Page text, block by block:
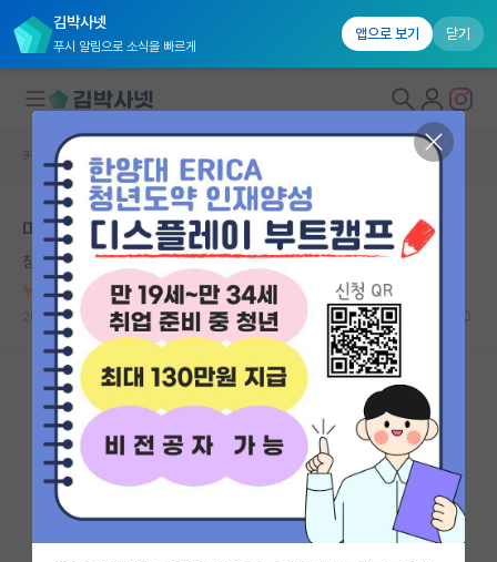
김박사넷
푸시 알림으로 소식을 빠르게
앱으로 보기 닫기
대학원생 모집
국내대학원 정보
연구실&오픈랩
커뮤니티
커뮤니티 홈
전체글보기
베스트 게시판
IF 명예의전당
자유 게시판(아무개랩)
커뮤니티 홈 자유 게시판(아무개랩)
미국에서 포닥하면서 느끼는 것들
침착한 제임스 와트
누적 신고가 50개 이상인 사용자입니다.
2025.01.10
10 5380